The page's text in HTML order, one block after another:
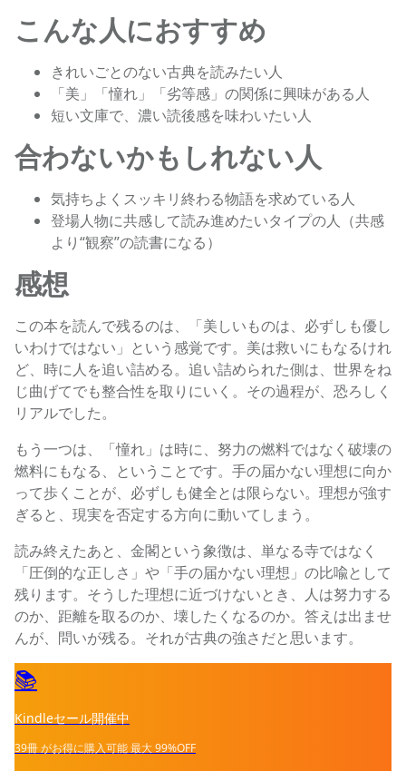
こんな人におすすめ
きれいごとのない古典を読みたい人
「美」「憧れ」「劣等感」の関係に興味がある人
短い文庫で、濃い読後感を味わいたい人
合わないかもしれない人
気持ちよくスッキリ終わる物語を求めている人
登場人物に共感して読み進めたいタイプの人（共感
より“観察”の読書になる）
感想
この本を読んで残るのは、「美しいものは、必ずしも優し
いわけではない」という感覚です。美は救いにもなるけれ
ど、時に人を追い詰める。追い詰められた側は、世界をね
じ曲げてでも整合性を取りにいく。その過程が、恐ろしく
リアルでした。
もう一つは、「憧れ」は時に、努力の燃料ではなく破壊の
燃料にもなる、ということです。手の届かない理想に向か
って歩くことが、必ずしも健全とは限らない。理想が強す
ぎると、現実を否定する方向に動いてしまう。
読み終えたあと、金閣という象徴は、単なる寺ではなく
「圧倒的な正しさ」や「手の届かない理想」の比喩として
残ります。そうした理想に近づけないとき、人は努力する
のか、距離を取るのか、壊したくなるのか。答えは出ませ
んが、問いが残る。それが古典の強さだと思います。
📚
Kindleセール開催中
39冊がお得に購入可能最大99%OFF